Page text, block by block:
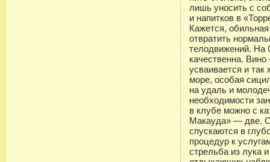
лишь уносить с
и напитков в
Кажется,
отвратить
телодвижений. На
качественна.
усваивается и
море, особая
на удаль и
необходимости
в клубе можно с
Макауда» — две.
спускаются в
процедур к
стрельба из лука